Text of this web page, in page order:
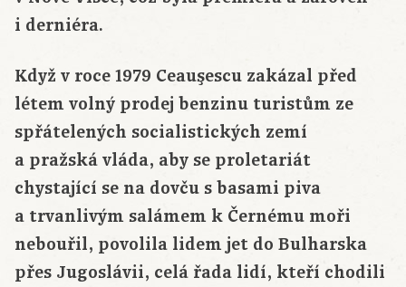
i derniéra.
Když v roce 1979 Ceauşescu zakázal před
létem volný prodej benzinu turistům ze
spřátelených socialistických zemí
a pražská vláda, aby se proletariát
chystající se na dovču s basami piva
a trvanlivým salámem k Černému moři
nebouřil, povolila lidem jet do Bulharska
přes Jugoslávii, celá řada lidí, kteří chodili